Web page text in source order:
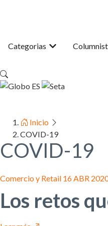
Categorias
ES
Inicio
COVID-19
COVID-19
Comercio y Retail 16 ABR
Los retos